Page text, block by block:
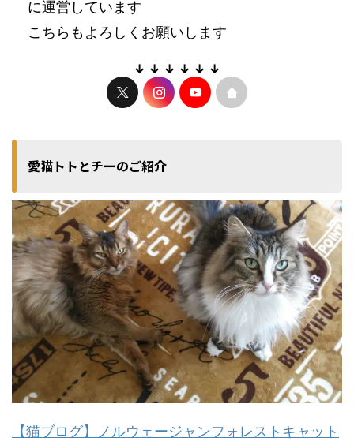
に運営しています
こちらもよろしくお願いします
↓ ↓ ↓ ↓ ↓ ↓
愛猫トトとチーのご紹介
【猫ブログ】ノルウェージャンフォレストキャット